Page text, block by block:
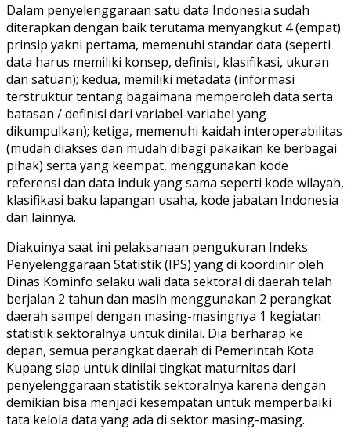
Dalam penyelenggaraan satu data Indonesia sudah
diterapkan dengan baik terutama menyangkut 4 (empat)
prinsip yakni pertama, memenuhi standar data (seperti
data harus memiliki konsep, definisi, klasifikasi, ukuran
dan satuan); kedua, memiliki metadata (informasi
terstruktur tentang bagaimana memperoleh data serta
batasan / definisi dari variabel-variabel yang
dikumpulkan); ketiga, memenuhi kaidah interoperabilitas
(mudah diakses dan mudah dibagi pakaikan ke berbagai
pihak) serta yang keempat, menggunakan kode
referensi dan data induk yang sama seperti kode wilayah,
klasifikasi baku lapangan usaha, kode jabatan Indonesia
dan lainnya.
Diakuinya saat ini pelaksanaan pengukuran Indeks
Penyelenggaraan Statistik (IPS) yang di koordinir oleh
Dinas Kominfo selaku wali data sektoral di daerah telah
berjalan 2 tahun dan masih menggunakan 2 perangkat
daerah sampel dengan masing-masingnya 1 kegiatan
statistik sektoralnya untuk dinilai. Dia berharap ke
depan, semua perangkat daerah di Pemerintah Kota
Kupang siap untuk dinilai tingkat maturnitas dari
penyelenggaraan statistik sektoralnya karena dengan
demikian bisa menjadi kesempatan untuk memperbaiki
tata kelola data yang ada di sektor masing-masing.